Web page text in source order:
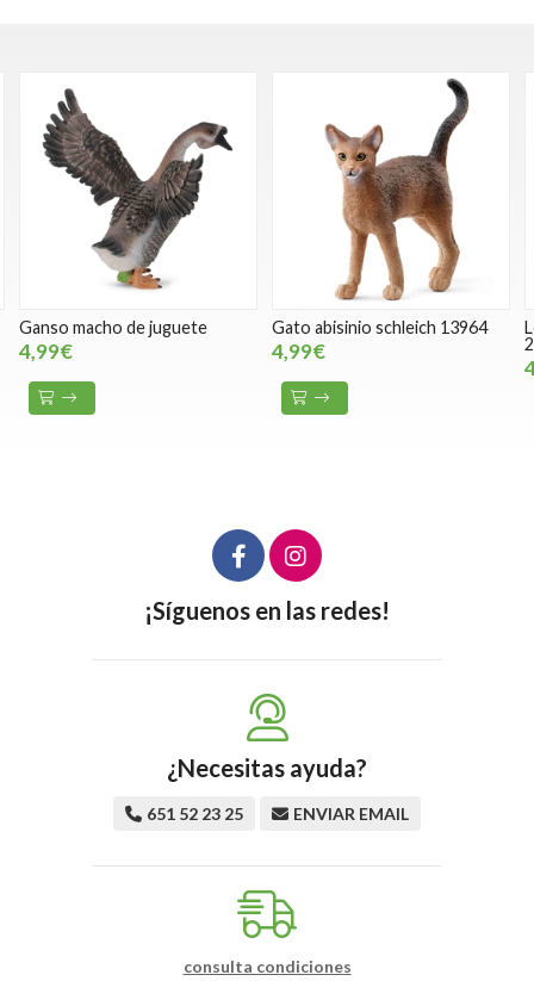
Ganso macho de juguete
4,99€
Gato abisinio schleich 13964
4,99€
¡Síguenos en las redes!
¿Necesitas ayuda?
651 52 23 25 ENVIAR EMAIL
consulta condiciones